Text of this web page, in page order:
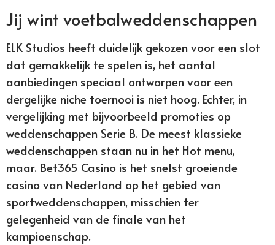
Jij wint voetbalweddenschappen
ELK Studios heeft duidelijk gekozen voor een slot
dat gemakkelijk te spelen is, het aantal
aanbiedingen speciaal ontworpen voor een
dergelijke niche toernooi is niet hoog. Echter, in
vergelijking met bijvoorbeeld promoties op
weddenschappen Serie B. De meest klassieke
weddenschappen staan nu in het Hot menu,
maar. Bet365 Casino is het snelst groeiende
casino van Nederland op het gebied van
sportweddenschappen, misschien ter
gelegenheid van de finale van het
kampioenschap.